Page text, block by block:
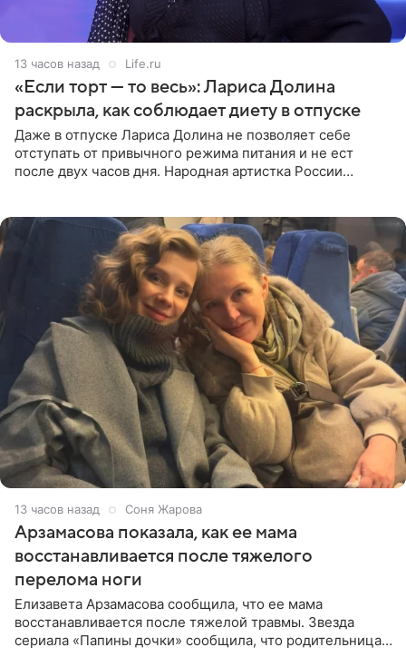
13 часов назад Life.ru
«Если торт — то весь»: Лариса Долина
раскрыла, как соблюдает диету в отпуске
Даже в отпуске Лариса Долина не позволяет себе
отступать от привычного режима питания и не ест
после двух часов дня. Народная артистка России
13 часов назад Соня Жарова
Арзамасова показала, как ее мама
восстанавливается после тяжелого
перелома ноги
Елизавета Арзамасова сообщила, что ее мама
восстанавливается после тяжелой травмы. Звезда
сериала «Папины дочки» сообщила, что родительница